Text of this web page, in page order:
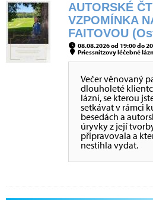
AUTORSKÉ
VZPOMÍNKA
FAITOVOU
08.08.2026 od 19:00 do
Priessnitzovy léčebné
Večer věnovaný
dlouholeté
lázní, se kterou
setkávat v rámci
besedách a
úryvky z její
připravovala a
nestihla vydat.